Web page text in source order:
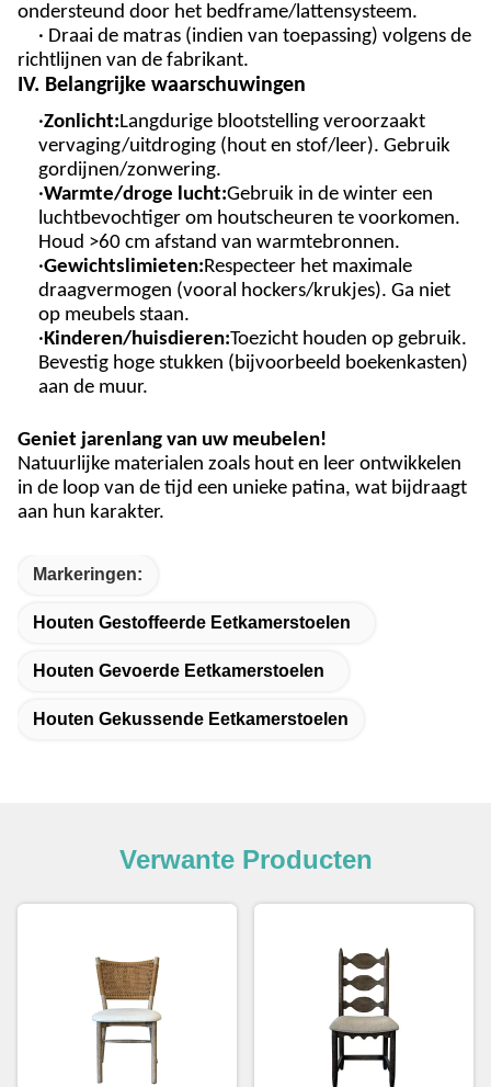
ondersteund door het bedframe/lattensysteem.
· Draai de matras (indien van toepassing) volgens de
richtlijnen van de fabrikant.
IV. Belangrijke waarschuwingen
·Zonlicht:Langdurige blootstelling veroorzaakt
vervaging/uitdroging (hout en stof/leer). Gebruik
gordijnen/zonwering.
·Warmte/droge lucht:Gebruik in de winter een
luchtbevochtiger om houtscheuren te voorkomen.
Houd >60 cm afstand van warmtebronnen.
·Gewichtslimieten:Respecteer het maximale
draagvermogen (vooral hockers/krukjes). Ga niet
op meubels staan.
·Kinderen/huisdieren:Toezicht houden op gebruik.
Bevestig hoge stukken (bijvoorbeeld boekenkasten)
aan de muur.
Geniet jarenlang van uw meubelen!
Natuurlijke materialen zoals hout en leer ontwikkelen
in de loop van de tijd een unieke patina, wat bijdraagt ​​
aan hun karakter.
Markeringen:
Houten Gestoffeerde Eetkamerstoelen
Houten Gevoerde Eetkamerstoelen
Houten Gekussende Eetkamerstoelen
Verwante Producten